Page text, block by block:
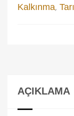
Kalkınma,
AÇIKLAMA